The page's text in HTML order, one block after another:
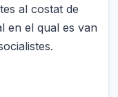
al costat de
en el qual es van